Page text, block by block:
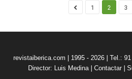
1 2 3
revistaiberica.com | 1995 - 2026 | Tel.:
Director: Luis Medina | Contactar |